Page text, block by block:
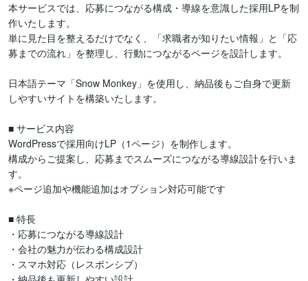
本サービスでは、応募につながる構成・導線を意識した採用LPを制
作いたします。
単に見た目を整えるだけでなく、「求職者が知りたい情報」と「応
募までの流れ」を整理し、行動につながるページを設計します。
日本語テーマ「Snow Monkey」を使用し、納品後もご自身で更新
しやすいサイトを構築いたします。
■ サービス内容
WordPressで採用向けLP（1ページ）を制作します。
構成からご提案し、応募までスムーズにつながる導線設計を行いま
す。
※ページ追加や機能追加はオプション対応可能です
■ 特長
・応募につながる導線設計
・会社の魅力が伝わる構成設計
・スマホ対応（レスポンシブ）